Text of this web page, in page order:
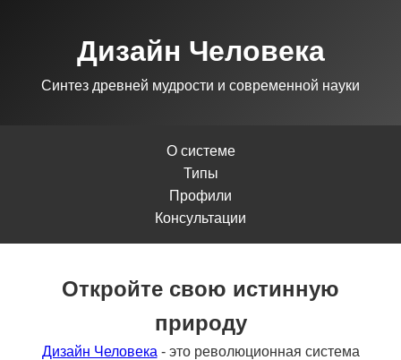
Дизайн Человека
Синтез древней мудрости и современной науки
О системе
Типы
Профили
Консультации
Откройте свою истинную
природу
Дизайн Человека - это революционная система